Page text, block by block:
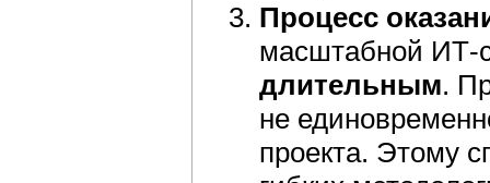
Процесс
масштабной ИТ-
длительным.
не
проекта. Этому